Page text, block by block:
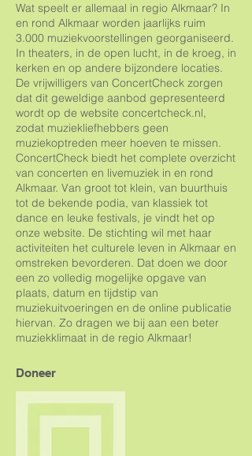
Wat speelt er allemaal in regio Alkmaar? In
en rond Alkmaar worden jaarlijks ruim
3.000 muziekvoorstellingen georganiseerd.
In theaters, in de open lucht, in de kroeg, in
kerken en op andere bijzondere locaties.
De vrijwilligers van ConcertCheck zorgen
dat dit geweldige aanbod gepresenteerd
wordt op de website concertcheck.nl,
zodat muziekliefhebbers geen
muziekoptreden meer hoeven te missen.
ConcertCheck biedt het complete overzicht
van concerten en livemuziek in en rond
Alkmaar. Van groot tot klein, van buurthuis
tot de bekende podia, van klassiek tot
dance en leuke festivals, je vindt het op
onze website. De stichting wil met haar
activiteiten het culturele leven in Alkmaar en
omstreken bevorderen. Dat doen we door
een zo volledig mogelijke opgave van
plaats, datum en tijdstip van
muziekuitvoeringen en de online publicatie
hiervan. Zo dragen we bij aan een beter
muziekklimaat in de regio Alkmaar!
Doneer